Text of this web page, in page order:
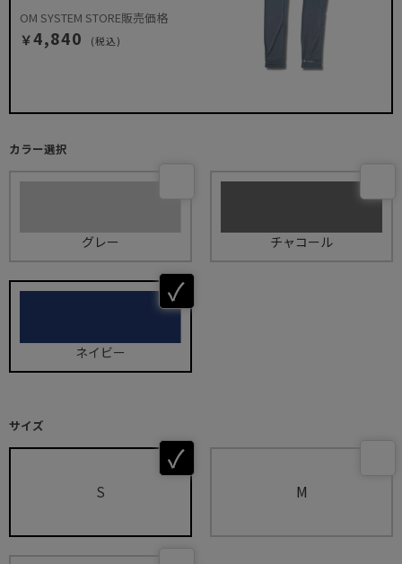
OM SYSTEM STORE販売価格
￥4,840 (税込)
カラー選択
グレー チャコール
ネイビー
サイズ
S M